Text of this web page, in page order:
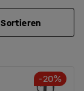
Sortieren
-20%